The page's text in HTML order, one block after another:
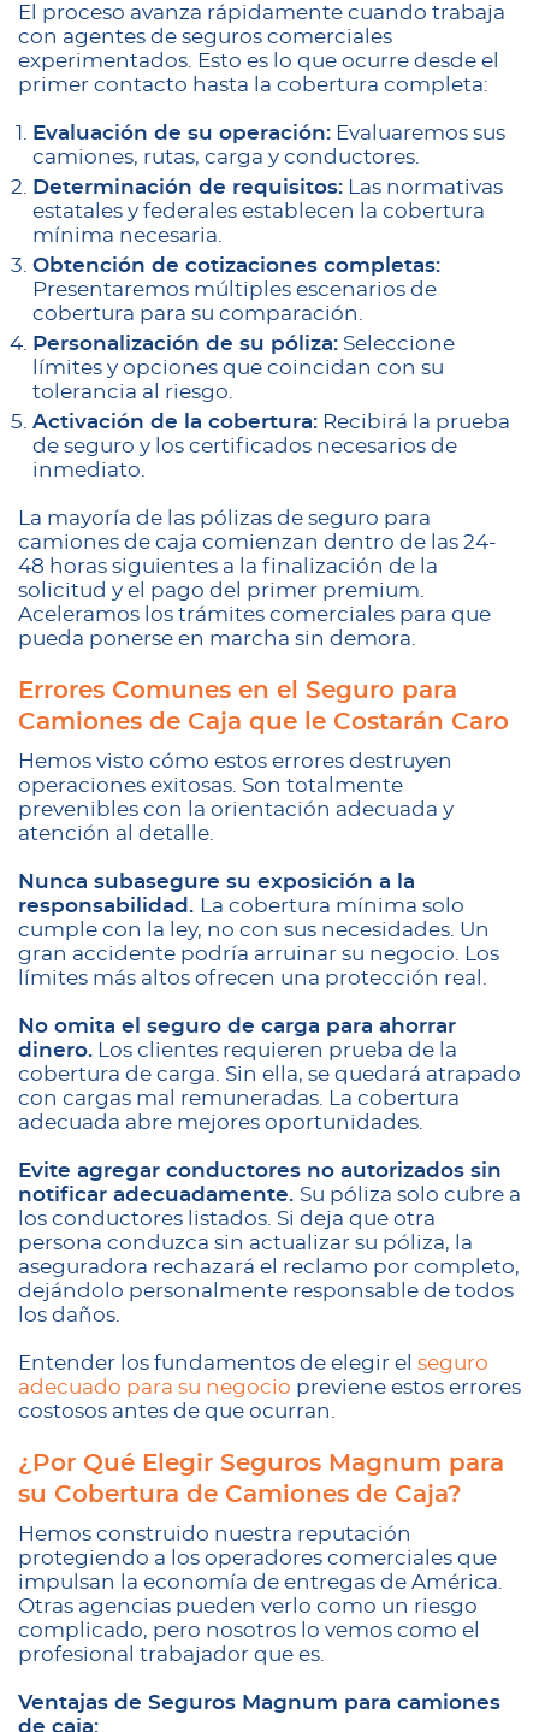
El proceso avanza rápidamente cuando trabaja
con agentes de seguros comerciales
experimentados. Esto es lo que ocurre desde el
primer contacto hasta la cobertura completa:
Evaluación de su operación: Evaluaremos sus
camiones, rutas, carga y conductores.
Determinación de requisitos: Las normativas
estatales y federales establecen la cobertura
mínima necesaria.
Obtención de cotizaciones completas:
Presentaremos múltiples escenarios de
cobertura para su comparación.
Personalización de su póliza: Seleccione
límites y opciones que coincidan con su
tolerancia al riesgo.
Activación de la cobertura: Recibirá la prueba
de seguro y los certificados necesarios de
inmediato.
La mayoría de las pólizas de seguro para
camiones de caja comienzan dentro de las 24-
48 horas siguientes a la finalización de la
solicitud y el pago del primer premium.
Aceleramos los trámites comerciales para que
pueda ponerse en marcha sin demora.
Errores Comunes en el Seguro para
Camiones de Caja que le Costarán Caro
Hemos visto cómo estos errores destruyen
operaciones exitosas. Son totalmente
prevenibles con la orientación adecuada y
atención al detalle.
Nunca subasegure su exposición a la
responsabilidad.
La cobertura mínima solo
cumple con la ley, no con sus necesidades. Un
gran accidente podría arruinar su negocio. Los
límites más altos ofrecen una protección real.
No omita el seguro de carga para ahorrar
dinero. Los clientes requieren prueba de la
cobertura de carga. Sin ella, se quedará atrapado
con cargas mal remuneradas. La cobertura
adecuada abre mejores oportunidades.
Evite agregar conductores no autorizados sin
notificar adecuadamente. Su póliza solo cubre a
los conductores listados. Si deja que otra
persona conduzca sin actualizar su póliza, la
aseguradora rechazará el reclamo por completo,
dejándolo personalmente responsable de todos
los daños.
Entender los fundamentos de elegir el seguro
adecuado para su negocio previene estos errores
costosos antes de que ocurran.
¿Por Qué Elegir Seguros Magnum para
su Cobertura de Camiones de Caja?
Hemos construido nuestra reputación
protegiendo a los operadores comerciales que
impulsan la economía de entregas de América.
Otras agencias pueden verlo como un riesgo
complicado, pero nosotros lo vemos como el
profesional trabajador que es.
Ventajas de Seguros Magnum para camiones
de caja: